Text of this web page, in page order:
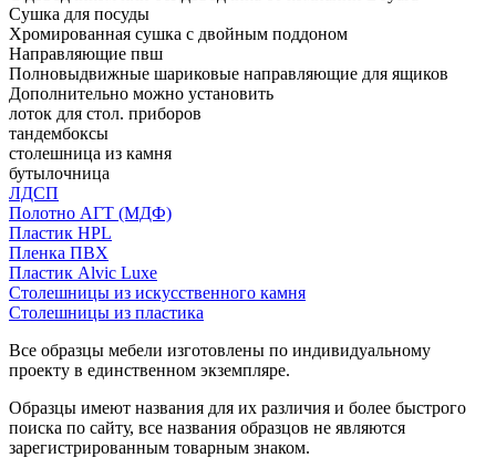
Сушка для посуды
Хромированная сушка с двойным поддоном
Направляющие пвш
Полновыдвижные шариковые направляющие для ящиков
Дополнительно можно установить
лоток для стол. приборов
тандембоксы
столешница из камня
бутылочница
ЛДСП
Полотно АГТ (МДФ)
Пластик HPL
Пленка ПВХ
Пластик Alvic Luxe
Столешницы из искусственного камня
Столешницы из пластика
Все образцы мебели изготовлены по индивидуальному
проекту в единственном экземпляре.
Образцы имеют названия для их различия и более быстрого
поиска по сайту, все названия образцов не являются
зарегистрированным товарным знаком.